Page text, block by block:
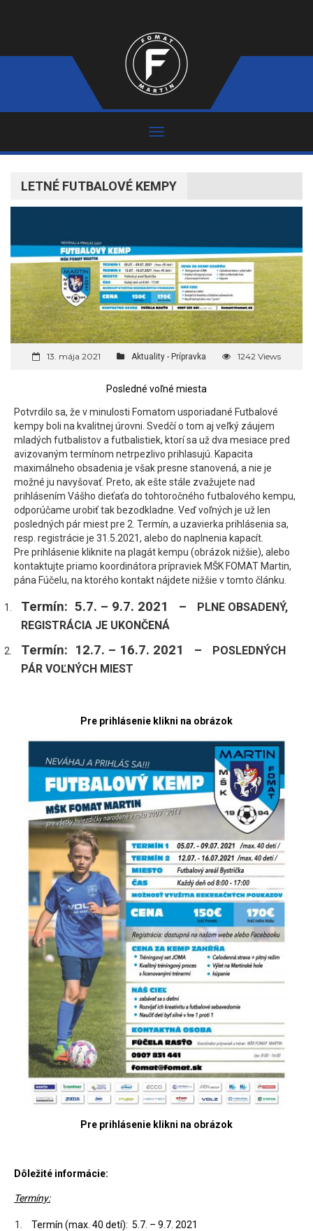
LETNÉ FUTBALOVÉ KEMPY
13. mája 2021 Aktuality - Prípravka 1242 Views
Posledné voľné miesta
Potvrdilo sa, že v minulosti Fomatom usporiadané Futbalové
kempy boli na kvalitnej úrovni. Svedčí o tom aj veľký záujem
mladých futbalistov a futbalistiek, ktorí sa už dva mesiace pred
avizovaným termínom netrpezlivo prihlasujú. Kapacita
maximálneho obsadenia je však presne stanovená, a nie je
možné ju navyšovať. Preto, ak ešte stále zvažujete nad
prihlásením Vášho dieťaťa do tohtoročného futbalového kempu,
odporúčame urobiť tak bezodkladne. Veď voľných je už len
posledných pár miest pre 2. Termín, a uzavierka prihlásenia sa,
resp. registrácie je 31.5.2021, alebo do naplnenia kapacít.
Pre prihlásenie kliknite na plagát kempu (obrázok nižšie), alebo
kontaktujte priamo koordinátora prípraviek MŠK FOMAT Martin,
pána Fúčelu, na ktorého kontakt nájdete nižšie v tomto článku.
Termín: 5.7. – 9.7. 2021 –
PLNE OBSADENÝ,
REGISTRÁCIA JE UKONČENÁ
Termín: 12.7. – 16.7. 2021 –
POSLEDNÝCH
PÁR VOĽNÝCH MIEST
Pre prihlásenie klikni na obrázok
Pre prihlásenie klikni na obrázok
Dôležité informácie:
Termíny:
Termín (max. 40 detí): 5.7. – 9.7. 2021